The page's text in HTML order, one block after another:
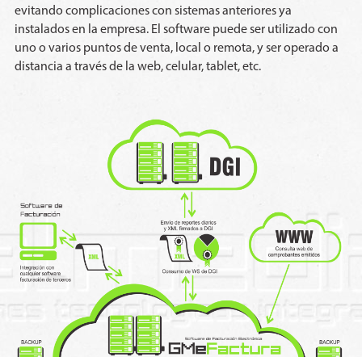
evitando complicaciones con sistemas anteriores ya
instalados en la empresa. El software puede ser utilizado con
uno o varios puntos de venta, local o remota, y ser operado a
distancia a través de la web, celular, tablet, etc.